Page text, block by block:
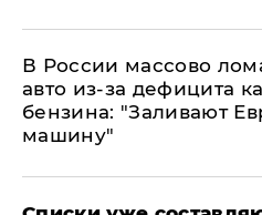
В России массово
авто из-за дефицита
бензина: "Заливают
машину"